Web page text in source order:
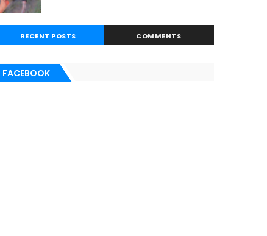
RECENT POSTS COMMENTS
FACEBOOK